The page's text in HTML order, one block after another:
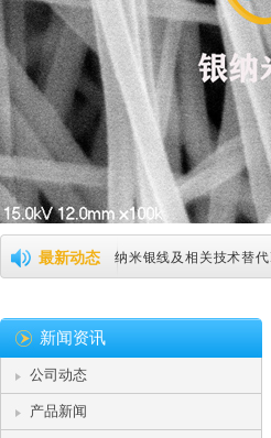
最新动态
新纳米线透明电极，导
据传iPad Pro将搭载纳
新闻资讯
公司动态
产品新闻